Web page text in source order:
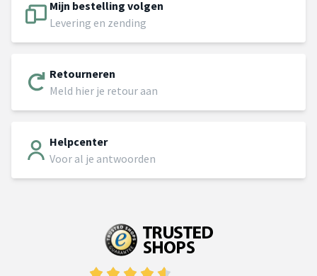
Mijn bestelling volgen
Levering en zending
Retourneren
Meld hier je retour aan
Helpcenter
Voor al je antwoorden